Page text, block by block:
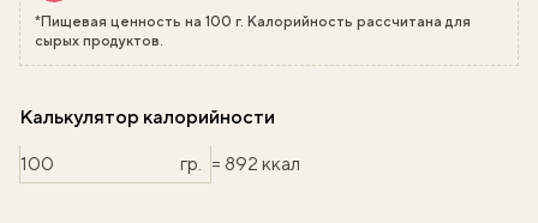
*Пищевая ценность на 100 г. Калорийность рассчитана для
сырых продуктов.
Калькулятор калорийности
гр. = 892 ккал